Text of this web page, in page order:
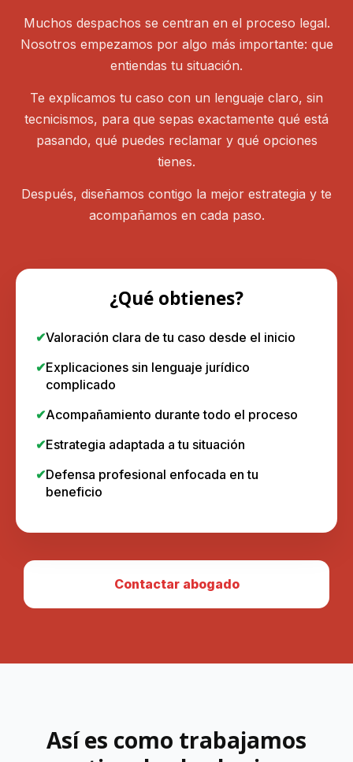
Muchos despachos se centran en el proceso legal.
Nosotros empezamos por algo más importante: que
entiendas tu situación.
Te explicamos tu caso con un lenguaje claro, sin
tecnicismos, para que sepas exactamente qué está
pasando, qué puedes reclamar y qué opciones
tienes.
Después, diseñamos contigo la mejor estrategia y te
acompañamos en cada paso.
¿Qué obtienes?
Valoración clara de tu caso desde el inicio
Explicaciones sin lenguaje jurídico
complicado
Acompañamiento durante todo el proceso
Estrategia adaptada a tu situación
Defensa profesional enfocada en tu
beneficio
Contactar abogado
Así es como trabajamos